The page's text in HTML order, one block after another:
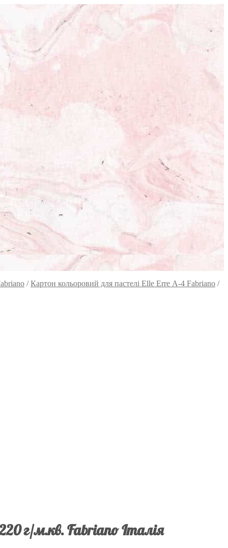
/Картон кольоровий для пастелі Elle Erre А-4 Fabriano /
г/м.кв. Fabriano Італія